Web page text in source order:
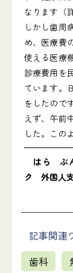
なります（
しかし歯周
め、医療費
使える医療
診療費用を
ています。
をしたので
えず、午前
した。この
はら ぶ
ク 外国人
記事関連
歯科